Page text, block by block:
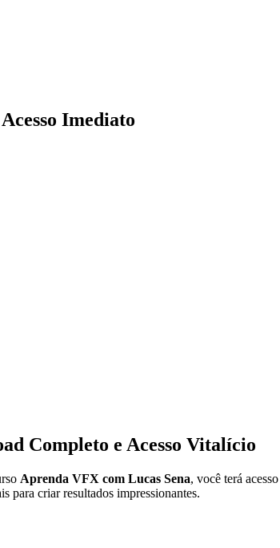
Imediato
Completo e Acesso Vitalício
Aprenda VFX com Lucas Sena, você terá
para criar resultados impressionantes.